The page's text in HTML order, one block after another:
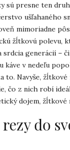
sú presne ten
ušľahaného
mimoriadne
žĺtkovú polevu,
generácií –
káve v nedeľu
Navyše, žĺtkové
čo z nich robí
dojem,
do